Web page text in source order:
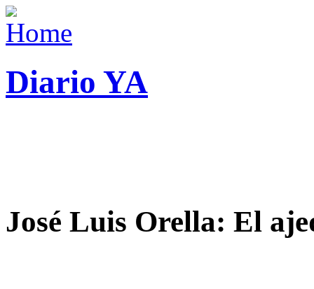
Diario YA
José Luis Orella: El